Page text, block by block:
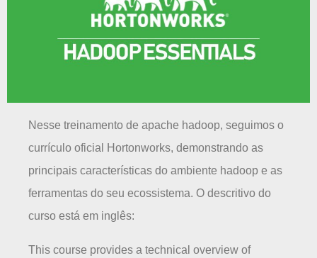
Nesse treinamento de apache hadoop, seguimos o
currículo oficial Hortonworks, demonstrando as
principais características do ambiente hadoop e as
ferramentas do seu ecossistema. O descritivo do
curso está em inglês:
This course provides a technical overview of